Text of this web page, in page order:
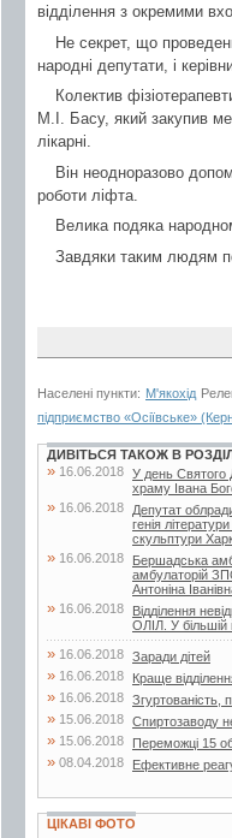
відділення з окремими
Не секрет, що
народні депутати, і
Колектив
М.І. Басу, який закупив
лікарні.
Він неодноразово
роботи ліфта.
Велика подяка
Завдяки таким людям
Населені пункти: М'якохід
підприємство «Осіївське»
ДИВІТЬСЯ ТАКОЖ В
» 16.06.2018 У день Святого
храму Івана
» 16.06.2018
Депутат
генія
скульптури
» 16.06.2018
Бершадська
амбулаторій
Антоніна
» 16.06.2018
Відділення
ОЛІЛ. У більшій
» 16.06.2018 Заради дітей
» 16.06.2018 Краще
» 16.06.2018 Згуртованість,
» 15.06.2018 Спиртозаводу
» 15.06.2018 Переможці 15
» 08.04.2018 Ефективне
ЦІКАВІ ФОТО